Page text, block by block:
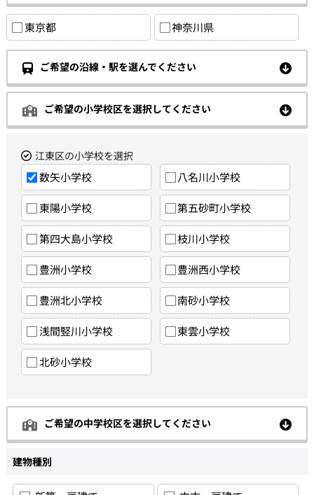
東京都 神奈川県
ご希望の沿線・駅を選んでください
ご希望の小学校区を選択してください
江東区の小学校を選択
数矢小学校 八名川小学校
東陽小学校 第五砂町小学校
第四大島小学校 枝川小学校
豊洲小学校 豊洲西小学校
豊洲北小学校 南砂小学校
浅間竪川小学校 東雲小学校
北砂小学校
ご希望の中学校区を選択してください
建物種別